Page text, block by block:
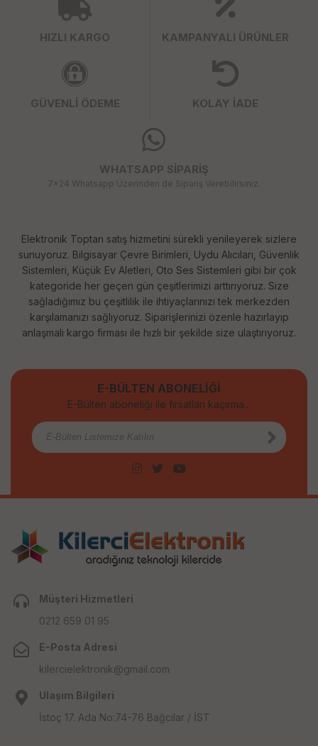
HIZLI KARGO KAMPANYALI ÜRÜNLER
GÜVENLİ ÖDEME KOLAY İADE
WHATSAPP SİPARİŞ
7x24 Whatsapp Üzerinden de Sipariş Verebilirsiniz.
Elektronik Toptan satış hizmetini sürekli yenileyerek sizlere
sunuyoruz. Bilgisayar Çevre Birimleri, Uydu Alıcıları, Güvenlik
Sistemleri, Küçük Ev Aletleri, Oto Ses Sistemleri gibi bir çok
kategoride her geçen gün çeşitlerimizi arttırıyoruz. Size
sağladığımız bu çeşitlilik ile ihtiyaçlarınızı tek merkezden
karşılamanızı sağlıyoruz. Siparişlerinizi özenle hazırlayıp
anlaşmalı kargo firması ile hızlı bir şekilde size ulaştırıyoruz.
E-BÜLTEN ABONELİĞİ
E-Bülten aboneliği ile fırsatları kaçırma...
Müşteri Hizmetleri
0212 659 01 95
E-Posta Adresi
kilercielektronik@gmail.com
Ulaşım Bilgileri
İstoç 17. Ada No:74-76 Bağcılar / İST